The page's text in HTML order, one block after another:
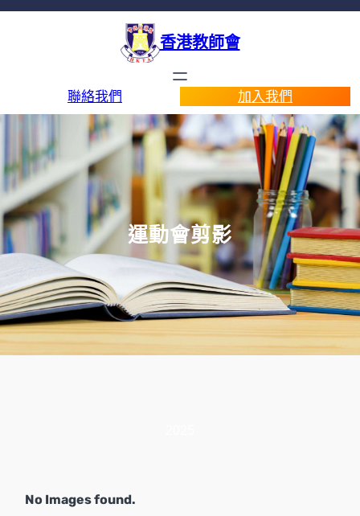
香港教師會
聯絡我們 加入我們
運動會剪影
No Images found.